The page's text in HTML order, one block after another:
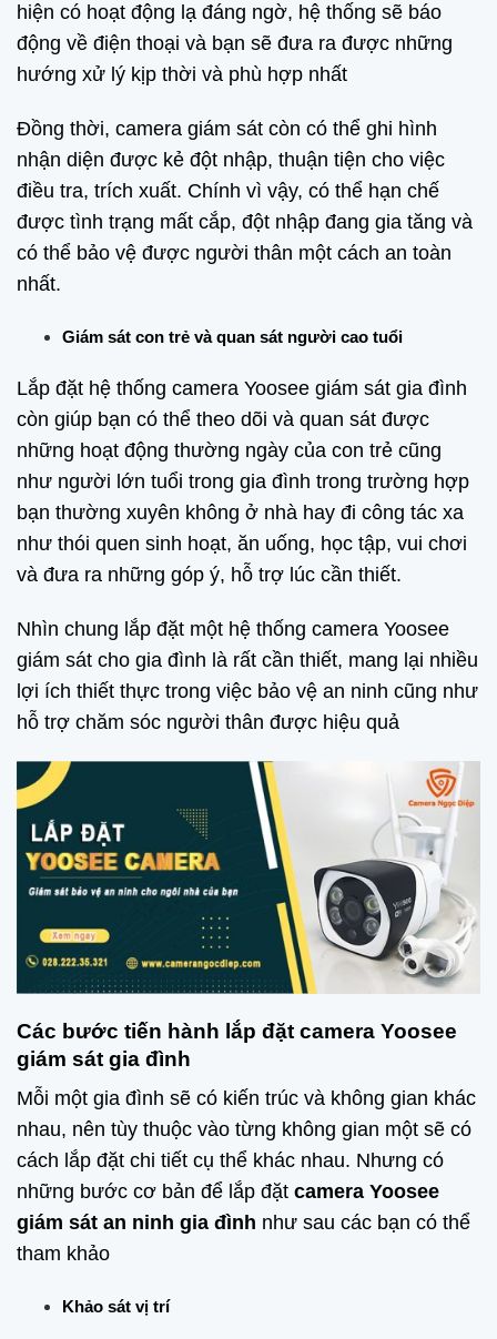
hiện có hoạt động lạ đáng ngờ, hệ thống sẽ báo
động về điện thoại và bạn sẽ đưa ra được những
hướng xử lý kịp thời và phù hợp nhất
Đồng thời, camera giám sát còn có thể ghi hình
nhận diện được kẻ đột nhập, thuận tiện cho việc
điều tra, trích xuất. Chính vì vậy, có thể hạn chế
được tình trạng mất cắp, đột nhập đang gia tăng và
có thể bảo vệ được người thân một cách an toàn
nhất.
Giám sát con trẻ và quan sát người cao tuổi
Lắp đặt hệ thống camera Yoosee giám sát gia đình
còn giúp bạn có thể theo dõi và quan sát được
những hoạt động thường ngày của con trẻ cũng
như người lớn tuổi trong gia đình trong trường hợp
bạn thường xuyên không ở nhà hay đi công tác xa
như thói quen sinh hoạt, ăn uống, học tập, vui chơi
và đưa ra những góp ý, hỗ trợ lúc cần thiết.
Nhìn chung lắp đặt một hệ thống camera Yoosee
giám sát cho gia đình là rất cần thiết, mang lại nhiều
lợi ích thiết thực trong việc bảo vệ an ninh cũng như
hỗ trợ chăm sóc người thân được hiệu quả
Các bước tiến hành lắp đặt camera Yoosee
giám sát gia đình
Mỗi một gia đình sẽ có kiến trúc và không gian khác
nhau, nên tùy thuộc vào từng không gian một sẽ có
cách lắp đặt chi tiết cụ thể khác nhau. Nhưng có
những bước cơ bản để lắp đặt camera Yoosee
giám sát an ninh gia đình như sau các bạn có thể
tham khảo
Khảo sát vị trí